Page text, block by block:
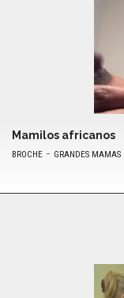
Mamilos africanos
BROCHE - GRANDES MAMAS